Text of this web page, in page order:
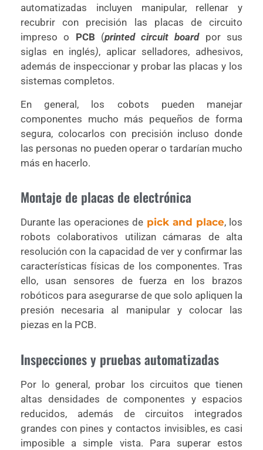
automatizadas incluyen manipular, rellenar y
recubrir con precisión las placas de circuito
impreso o PCB (printed circuit boardpor sus
siglas en inglés), aplicar selladores, adhesivos,
además de inspeccionar y probar las placas y los
sistemas completos.
En general, los cobots pueden manejar
componentes mucho más pequeños de forma
segura, colocarlos con precisión incluso donde
las personas no pueden operar o tardarían mucho
más en hacerlo.
Montaje de placas de electrónica
Durante las operaciones de pick and place, los
robots colaborativos utilizan cámaras de alta
resolución con la capacidad de ver y confirmar las
características físicas de los componentes. Tras
ello, usan sensores de fuerza en los brazos
robóticos para asegurarse de que solo apliquen la
presión necesaria al manipular y colocar las
piezas en la PCB.
Inspecciones y pruebas automatizadas
Por lo general, probar los circuitos que tienen
altas densidades de componentes y espacios
reducidos, además de circuitos integrados
grandes con pines y contactos invisibles, es casi
imposible a simple vista. Para superar estos